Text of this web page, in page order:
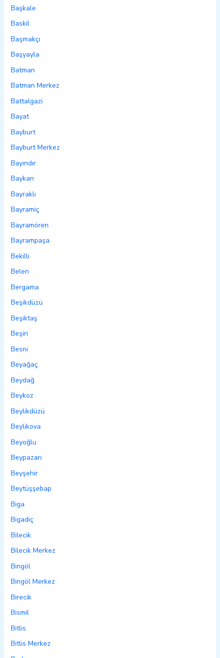
Başkale
Baskil
Başmakçı
Başyayla
Batman
Batman Merkez
Battalgazi
Bayat
Bayburt
Bayburt Merkez
Bayındır
Baykan
Bayraklı
Bayramiç
Bayramören
Bayrampaşa
Bekilli
Belen
Bergama
Beşikdüzü
Beşiktaş
Beşiri
Besni
Beyağaç
Beydağ
Beykoz
Beylikdüzü
Beylikova
Beyoğlu
Beypazarı
Beyşehir
Beytüşşebap
Biga
Bigadiç
Bilecik
Bilecik Merkez
Bingöl
Bingöl Merkez
Birecik
Bismil
Bitlis
Bitlis Merkez